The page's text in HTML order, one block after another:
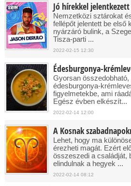
Jó hírekkel jelentkezett
Nemzetközi sztárokat
fellépőt jelentett be első
nyárzáró bulink, a
Tisza-parti ...
2022-02-15 12:30
Édesburgonya-
Gyorsan
édesburgonya-
figyelmetekbe, ami
Egész évben elkészít...
2022-02-14 12:00
A Kosnak
Lehet, hogy ma
érezheti magát. Ezért
összeszedi a családját,
elindulnak a hegyek ...
2022-02-14 08:12